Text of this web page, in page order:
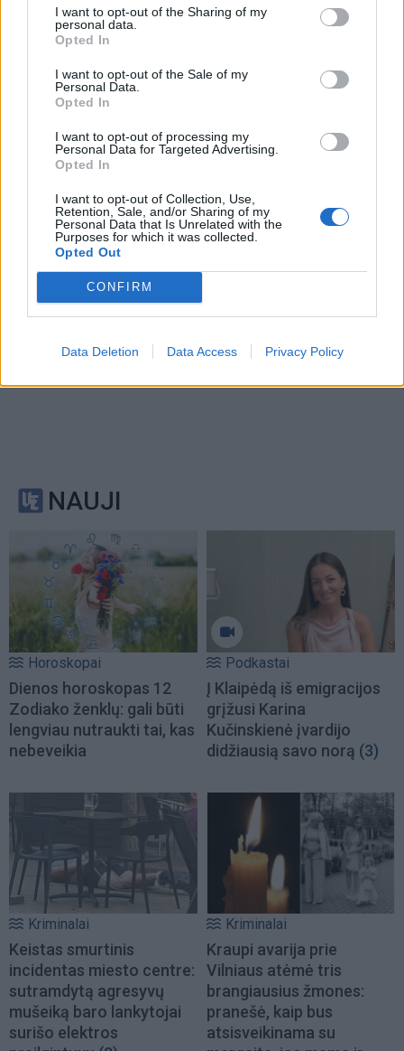
I want to opt-out of the Sharing of my
personal data.
Opted In
I want to opt-out of the Sale of my
Personal Data.
Opted In
I want to opt-out of processing my
Personal Data for Targeted Advertising.
Opted In
I want to opt-out of Collection, Use,
Retention, Sale, and/or Sharing of my
Personal Data that Is Unrelated with the
Purposes for which it was collected.
Opted Out
CONFIRM
Data Deletion Data Access Privacy Policy
Klaipėda
Paaiškėjo, kas už 6 mln.
(6)
Klaipėda
įkliuvo motociklų ir
NAUJI
Horoskopai
Dienos horoskopas 12
Zodiako ženklų: gali būti
lengviau nutraukti tai, kas
nebeveikia
Podkastai
Į Klaipėdą iš emigracijos
grįžusi Karina
Kučinskienė įvardijo
didžiausią savo norą (3)
Kriminalai
Keistas smurtinis
incidentas miesto centre:
sutramdytą agresyvų
mušeiką baro lankytojai
surišo elektros
Kriminalai
Kraupi avarija prie
Vilniaus atėmė tris
brangiausius žmones:
pranešė, kaip bus
atsisveikinama su